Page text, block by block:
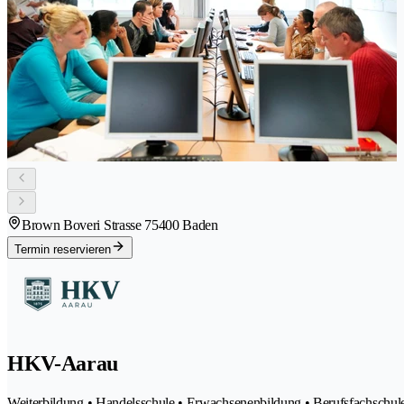
Brown Boveri Strasse 75400 Baden
Termin reservieren
HKV-Aarau